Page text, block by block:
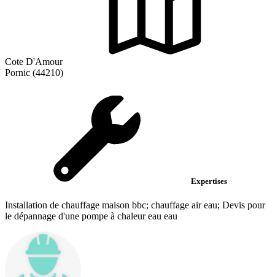
Cote D'Amour
Pornic (44210)
Expertises
Installation de chauffage maison bbc; chauffage air eau; Devis pour
le dépannage d'une pompe à chaleur eau eau